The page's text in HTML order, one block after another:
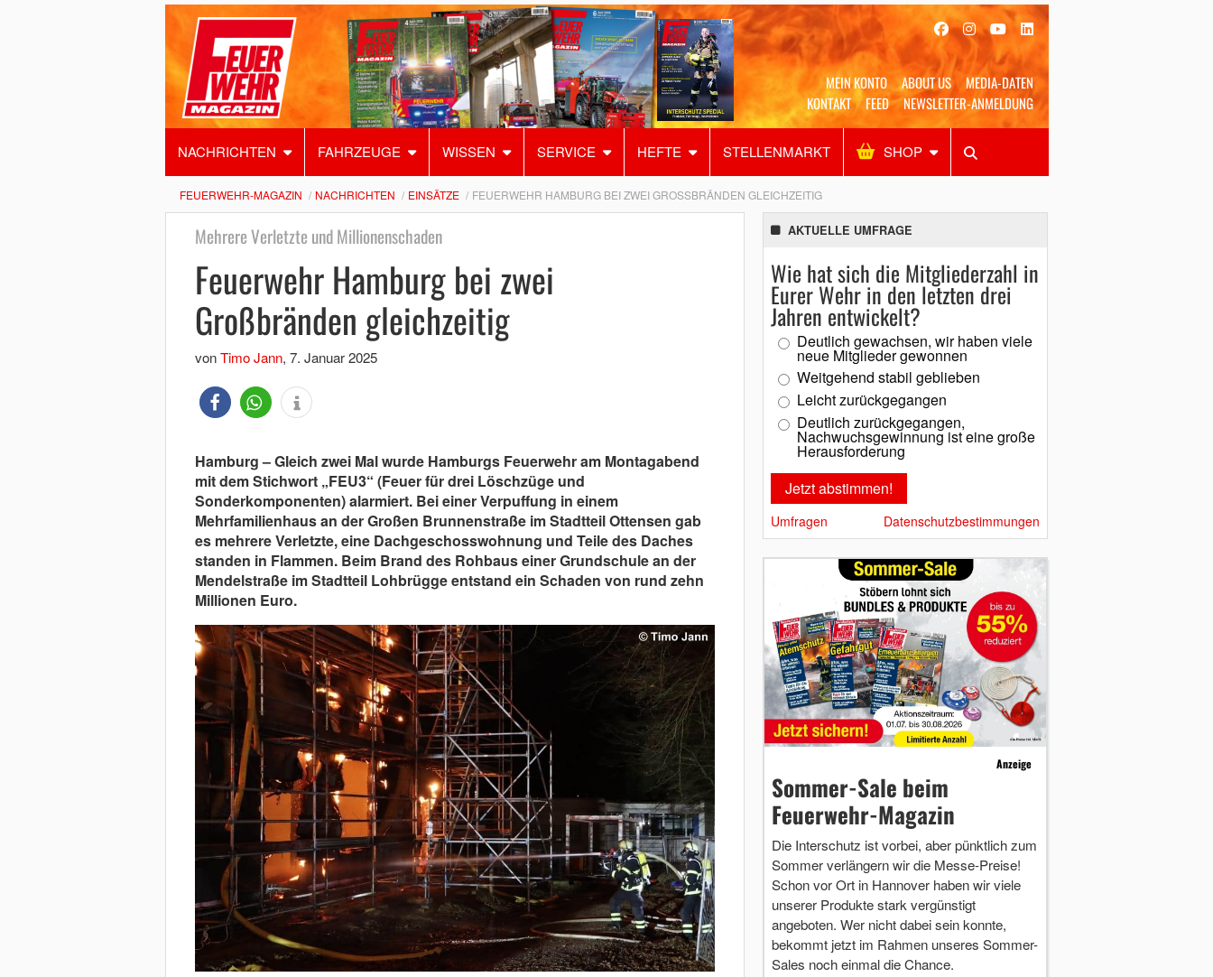
MEIN KONTO ABOUT US
MEDIA-DATEN
KONTAKT
FEED NEWSLETTER-ANMELDUNG
NACHRICHTEN FAHRZEUGE WISSEN SERVICE HEFTE STELLENMARKT SHOP
Alles Shop SUCHEN
FEUERWEHR-MAGAZIN NACHRICHTEN EINSÄTZE FEUERWEHR HAMBURG BEI ZWEI GROSSBRÄNDEN GLEICHZEITIG
Mehrere Verletzte und Millionenschaden
Feuerwehr Hamburg bei zwei
Großbränden gleichzeitig
vonTimo Jann, 7. Januar 2025
Hamburg – Gleich zwei Mal wurde Hamburgs Feuerwehr am Montagabend
mit dem Stichwort „FEU3“ (Feuer für drei Löschzüge und
Sonderkomponenten) alarmiert. Bei einer Verpuffung in einem
Mehrfamilienhaus an der Großen Brunnenstraße im Stadtteil Ottensen gab
es mehrere Verletzte, eine Dachgeschosswohnung und Teile des Daches
standen in Flammen. Beim Brand des Rohbaus einer Grundschule an der
Mendelstraße im Stadtteil Lohbrügge entstand ein Schaden von rund zehn
Millionen Euro.
AKTUELLE UMFRAGE
Wie hat sich die Mitgliederzahl in
Eurer Wehr in den letzten drei
Jahren entwickelt?
Deutlich gewachsen, wir haben viele
neue Mitglieder gewonnen
Weitgehend stabil geblieben
Leicht zurückgegangen
Deutlich zurückgegangen,
Nachwuchsgewinnung ist eine große
Herausforderung
Umfragen Datenschutzbestimmungen
Anzeige
Sommer-Sale beim
Feuerwehr-Magazin
Die Interschutz ist vorbei, aber pünktlich zum
Sommer verlängern wir die Messe-Preise!
Schon vor Ort in Hannover haben wir viele
unserer Produkte stark vergünstigt
angeboten. Wer nicht dabei sein konnte,
bekommt jetzt im Rahmen unseres Sommer-
Sales noch einmal die Chance.